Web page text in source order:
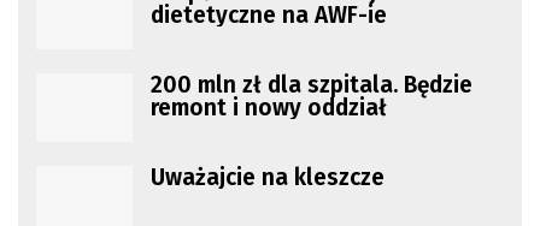
dietetyczne na AWF-ie
200 mln zł dla szpitala. Będzie
remont i nowy oddział
Uważajcie na kleszcze